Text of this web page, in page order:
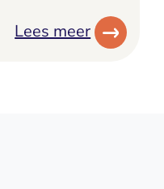
Lees meer